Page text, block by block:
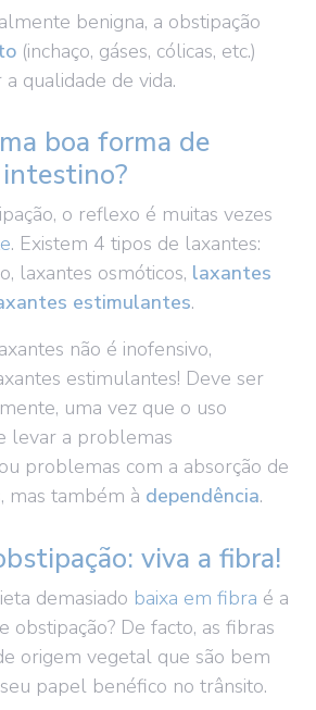
benigna, a obstipação
(inchaço, gáses, cólicas, etc.)
qualidade de vida.
boa forma de
o reflexo é muitas vezes
. Existem 4 tipos de laxantes:
laxantes osmóticos, laxantes
estimulantes.
não é inofensivo,
estimulantes! Deve ser
uma vez que o uso
levar a problemas
problemas com a absorção de
mas também à dependência.
viva a fibra!
demasiado baixa em fibra é a
obstipação? De facto, as fibras
origem vegetal que são bem
papel benéfico no trânsito.